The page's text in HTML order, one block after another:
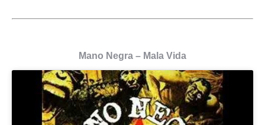
Mano Negra – Mala Vida